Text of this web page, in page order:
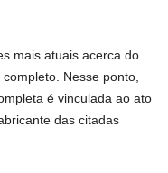
mais atuais acerca do
Nesse ponto,
é vinculada ao ato
das citadas